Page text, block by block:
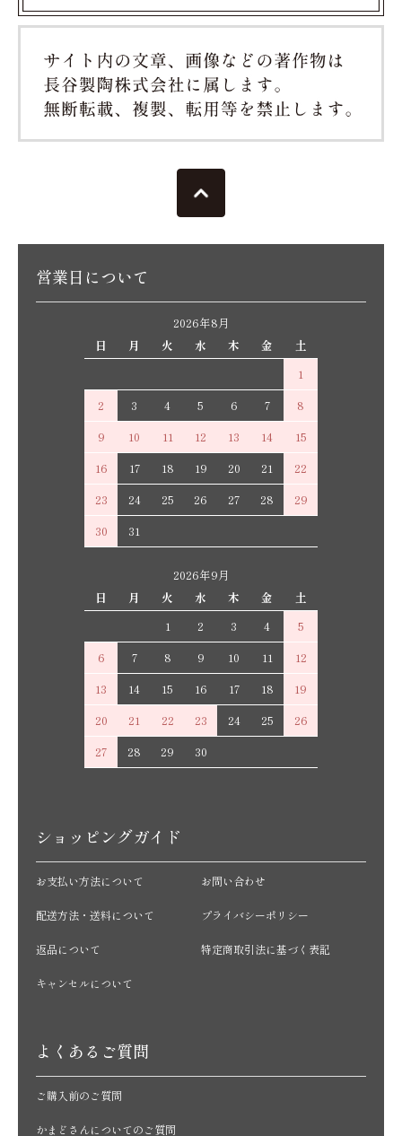
営業日について
2026年8月
日
月 火 水 木 金
土
1
2
3 4 5 6 7
8
9
10 11 12 13 14
15
16
17 18 19 20 21
22
23
24 25 26 27 28
29
30
31
2026年9月
日
月 火 水 木 金
土
1
2 3 4
5
6
7 8 9 10 11
12
13
14 15 16 17 18
19
20
21 22 23 24 25
26
27
28 29 30
ショッピングガイド
お支払い方法について
配送方法・送料について
返品について
キャンセルについて
お問い合わせ
プライバシーポリシー
特定商取引法に基づく表記
よくあるご質問
ご購入前のご質問
かまどさんについてのご質問